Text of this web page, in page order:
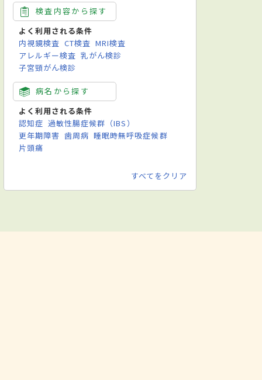
検査内容から探す
よく利用される条件
内視鏡検査 CT検査 MRI検査
アレルギー検査 乳がん検診
子宮頸がん検診
病名から探す
よく利用される条件
認知症 過敏性腸症候群（IBS）
更年期障害 歯周病 睡眠時無呼吸症候群
片頭痛
すべてをクリア